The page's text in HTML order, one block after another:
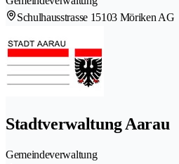
Schulhausstrasse 15103 Möriken AG
Stadtverwaltung Aarau
Gemeindeverwaltung